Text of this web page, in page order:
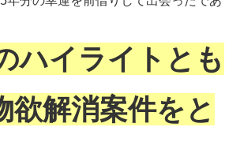
ハイライトとも
欲解消案件をと